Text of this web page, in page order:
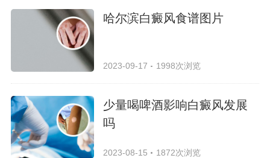
哈尔滨白癜风食谱图片
2023-09-17 1998次浏览
少量喝啤酒影响白癜风发展
吗
2023-08-15 1872次浏览